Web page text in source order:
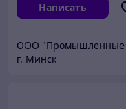
Написать
г. Минск